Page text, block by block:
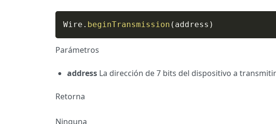
Wire . beginTransmission ( address )
Parámetros
address La dirección de 7 bits del dispositivo a transmitir
Retorna
Ninguna